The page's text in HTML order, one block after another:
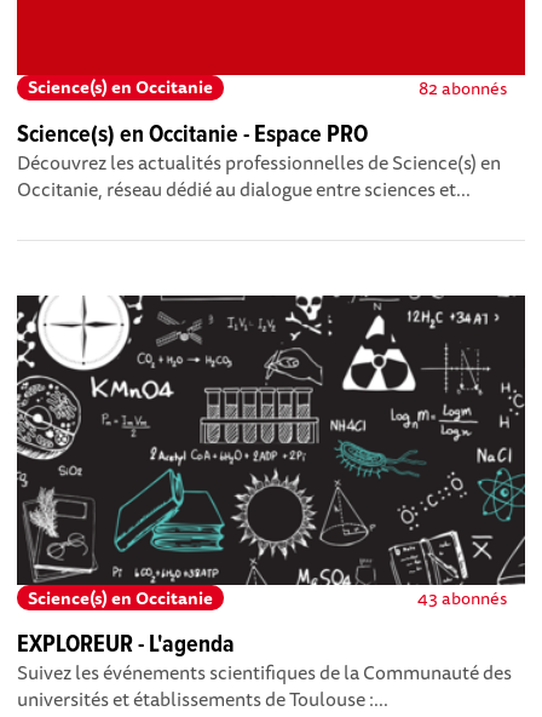
Science(s) en Occitanie 82 abonnés
Science(s) en Occitanie - Espace PRO
Découvrez les actualités professionnelles de Science(s) en
Occitanie, réseau dédié au dialogue entre sciences et...
Science(s) en Occitanie 43 abonnés
EXPLOREUR - L'agenda
Suivez les événements scientifiques de la Communauté des
universités et établissements de Toulouse :...